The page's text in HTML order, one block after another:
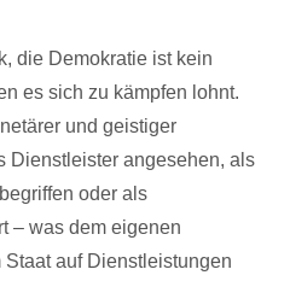
die Demokratie ist kein
es sich zu kämpfen lohnt.
und geistiger
Dienstleister angesehen, als
oder als
– was dem eigenen
auf Dienstleistungen